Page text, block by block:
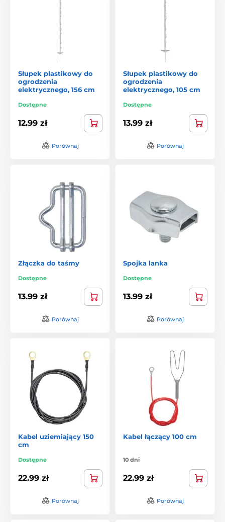
Słupek plastikowy do
ogrodzenia
elektrycznego, 156 cm
Dostępne
12.99 zł
Porównaj
Słupek plastikowy do
ogrodzenia
elektrycznego, 105 cm
Dostępne
13.99 zł
Porównaj
Złączka do taśmy
Dostępne
13.99 zł
Porównaj
Spojka lanka
Dostępne
13.99 zł
Porównaj
Kabel uziemiający 150
cm
Dostępne
22.99 zł
Porównaj
Kabel łączący 100 cm
10 dni
22.99 zł
Porównaj